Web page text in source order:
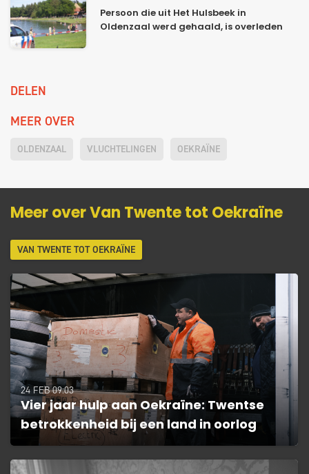
Persoon die uit Het Hulsbeek in
Oldenzaal werd gehaald, is overleden
DELEN
MEER OVER
OLDENZAAL VLUCHTELINGEN OEKRAÏNE
Meer over Van Twente tot Oekraïne
VAN TWENTE TOT OEKRAÏNE
24 FEB 09:03
Vier jaar hulp aan Oekraïne: Twentse
betrokkenheid bij een land in oorlog